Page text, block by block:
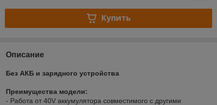
Купить
Описание
Без АКБ и зарядного устройства
Преимущества модели:
- Работа от 40V аккумулятора совместимого с другими